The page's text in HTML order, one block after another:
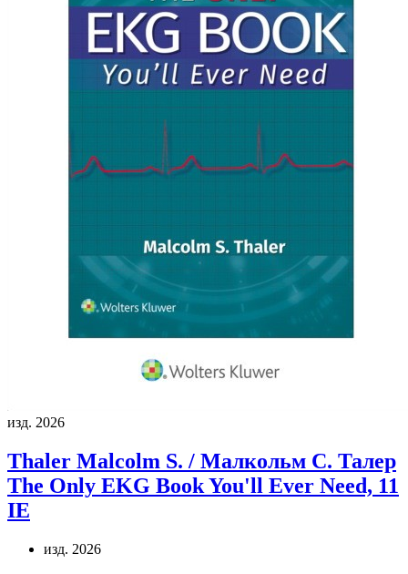
изд. 2026
Thaler Malcolm S. / Малкольм С. Талер
The Only EKG Book You'll Ever Need, 11
IE
изд. 2026